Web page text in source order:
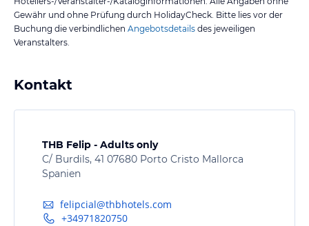
Gewähr und ohne Prüfung durch HolidayCheck. Bitte lies vor der
Buchung die verbindlichen Angebotsdetails des jeweiligen
Veranstalters.
Kontakt
THB Felip - Adults only
C/ Burdils, 41 07680 Porto Cristo Mallorca
Spanien
felipcial@thbhotels.com
+34971820750